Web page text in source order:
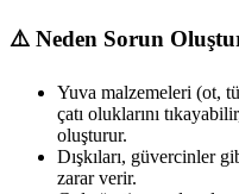
⚠️ Neden Sorun
Yuva malzemeleri (ot,
çatı oluklarını
oluşturur.
Dışkıları, güvercinler
zarar verir.